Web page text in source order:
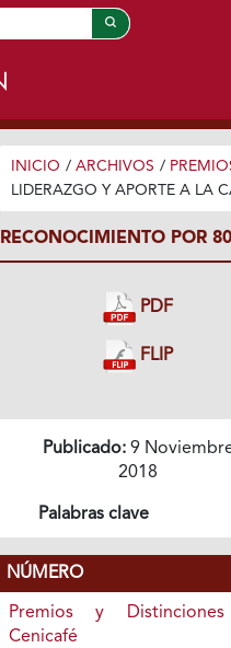
INICIO / ARCHIVOS /
LIDERAZGO Y APORTE A LA
RECONOCIMIENTO POR
PDF
FLIP
Publicado:9
2018
Palabras clave
NÚMERO
Premios y
Cenicafé